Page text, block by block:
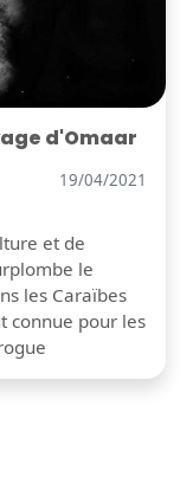
d'Omaar
19/04/2021
et de
le
les Caraïbes
connue pour les